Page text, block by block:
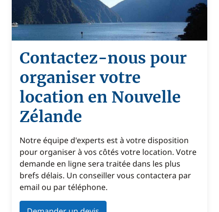
Contactez-nous pour
organiser votre
location en Nouvelle
Zélande
Notre équipe d'experts est à votre disposition
pour organiser à vos côtés votre location. Votre
demande en ligne sera traitée dans les plus
brefs délais. Un conseiller vous contactera par
email ou par téléphone.